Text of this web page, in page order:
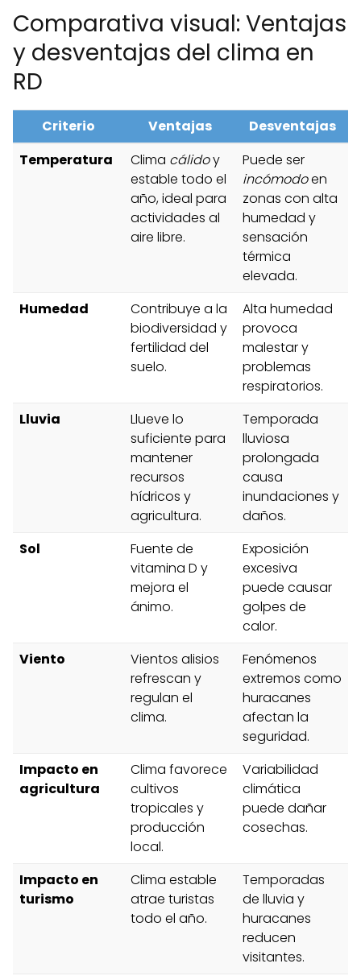
Comparativa visual: Ventajas
y desventajas del clima en
RD
Criterio Ventajas
Desventajas
Temperatura
Clima cálidoy
estable todo el
año, ideal para
actividades al
aire libre.
Puede ser
incómodoen
zonas con alta
humedad y
sensación
térmica
elevada.
Humedad
Contribuye a la
biodiversidad y
fertilidad del
suelo.
Alta humedad
provoca
malestar y
problemas
respiratorios.
Lluvia
Llueve lo
suficiente para
mantener
recursos
hídricos y
agricultura.
Temporada
lluviosa
prolongada
causa
inundaciones y
daños.
Sol
Fuente de
vitamina D y
mejora el
ánimo.
Exposición
excesiva
puede causar
golpes de
calor.
Viento
Vientos alisios
refrescan y
regulan el
clima.
Fenómenos
extremos como
huracanes
afectan la
seguridad.
Impacto en
agricultura
Clima favorece
cultivos
tropicales y
producción
local.
Variabilidad
climática
puede dañar
cosechas.
Impacto en
turismo
Clima estable
atrae turistas
todo el año.
Temporadas
de lluvia y
huracanes
reducen
visitantes.